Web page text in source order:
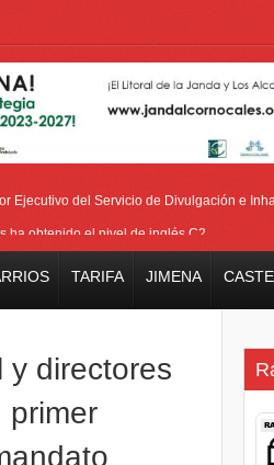
Ejecutivo del Servicio de Divulgación e
ha obtenido el nivel de inglés C2
TARIFA JIMENA
y directores
primer